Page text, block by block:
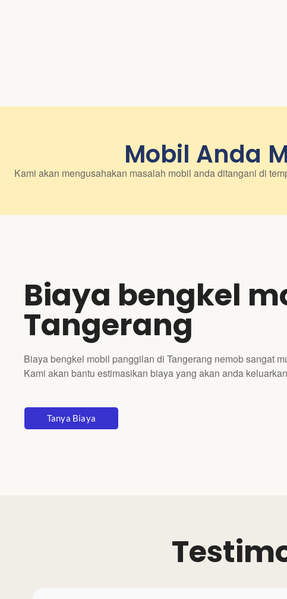
Mobil Anda
Kami akan mengusahakan masalah mobil anda ditangani di
Biaya bengkel
Tangerang
Biaya bengkel mobil panggilan di Tangerang nemob sangat
Kami akan bantu estimasikan biaya yang akan anda
Tanya Biaya